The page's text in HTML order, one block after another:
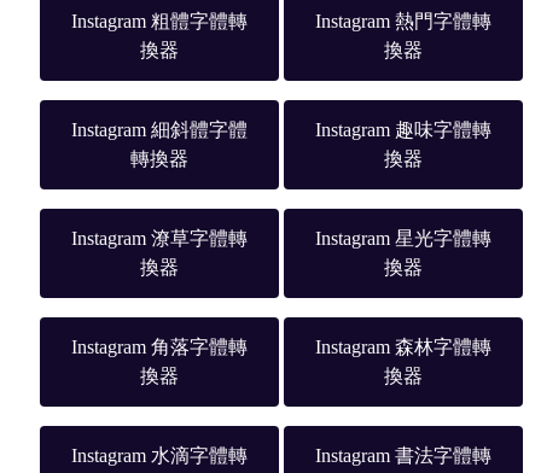
Instagram 粗體字體轉
換器
Instagram 熱門字體轉
換器
Instagram 細斜體字體
轉換器
Instagram 趣味字體轉
換器
Instagram 潦草字體轉
換器
Instagram 星光字體轉
換器
Instagram 角落字體轉
換器
Instagram 森林字體轉
換器
Instagram 水滴字體轉
Instagram 書法字體轉